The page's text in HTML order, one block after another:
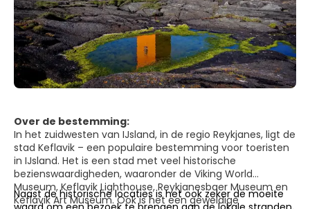
Over de bestemming:
In het zuidwesten van IJsland, in de regio Reykjanes, ligt de
stad Keflavik – een populaire bestemming voor toeristen
in IJsland. Het is een stad met veel historische
bezienswaardigheden, waaronder de Viking World
Museum, Keflavik Lighthouse, Reykjanesbaer Museum en
Keflavik Art Museum. Ook is het een geweldige
Naast de historische locaties is het ook zeker de moeite